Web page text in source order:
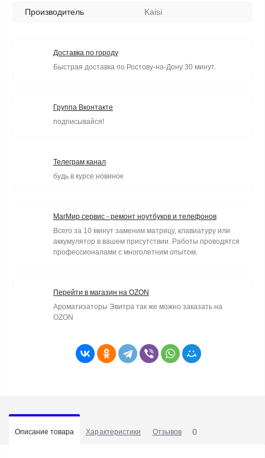
Производитель Kaisi
Доставка по городу
Быстрая доставка по Ростову-на-Дону 30 минут.
Группа Вконтакте
подписывайся!
Телеграм канал
будь в курсе новинок
МагМир сервис - ремонт ноутбуков и телефонов
Всего за 10 минут заменим матрицу, клавиатуру или
аккумулятор в вашем присутствии. Работы проводятся
профессионалами с многолетним опытом.
Перейти в магазин на OZON
Ароматизаторы Эвитра так же можно заказать на
OZON
Описание товара Характеристики Отзывов 0